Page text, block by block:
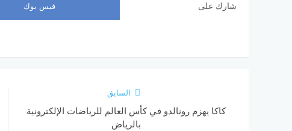
شارك على فيس بوك
السابق
كاكا يهزم رونالدو في كأس العالم للرياضات الإلكترونية
بالرياض